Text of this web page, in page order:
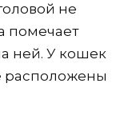
не
помечает
ней. У кошек
расположены